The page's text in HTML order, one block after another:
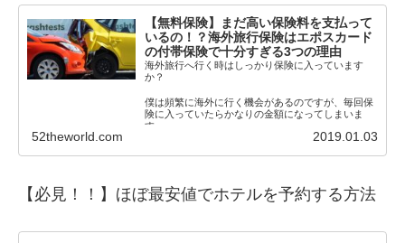
【無料保険】まだ高い保険料を支払って
いるの！？海外旅行保険はエポスカード
の付帯保険で十分すぎる3つの理由
海外旅行へ行く時はしっかり保険に入っています
か？
僕は頻繁に海外に行く機会があるのですが、毎回保
険に入っていたらかなりの金額になってしまいま
す。
52theworld.com 2019.01.03
【必見！！】 ほぼ最安値でホテルを予約する方法